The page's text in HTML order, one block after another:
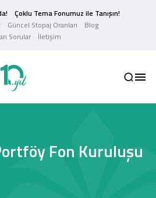
Çoklu Tema Fonumuz ile Tanışın!
Güncel Stopaj Oranları
Blog
Sorular İletişim
Fon Kuruluşu